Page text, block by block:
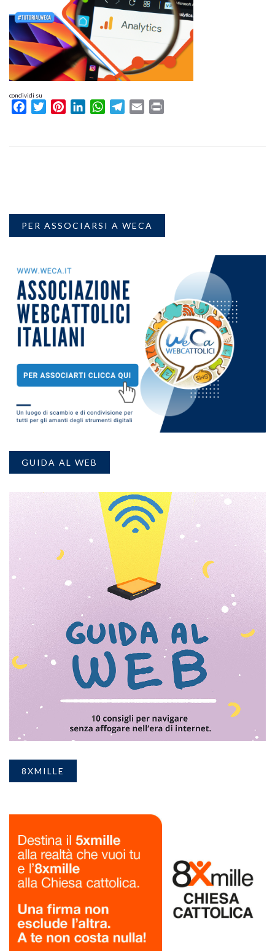
condividi su
FacebookTwitterPinterestLinkedInWhatsAppTelegram
Email
PER ASSOCIARSI A WECA
GUIDA AL WEB
8XMILLE